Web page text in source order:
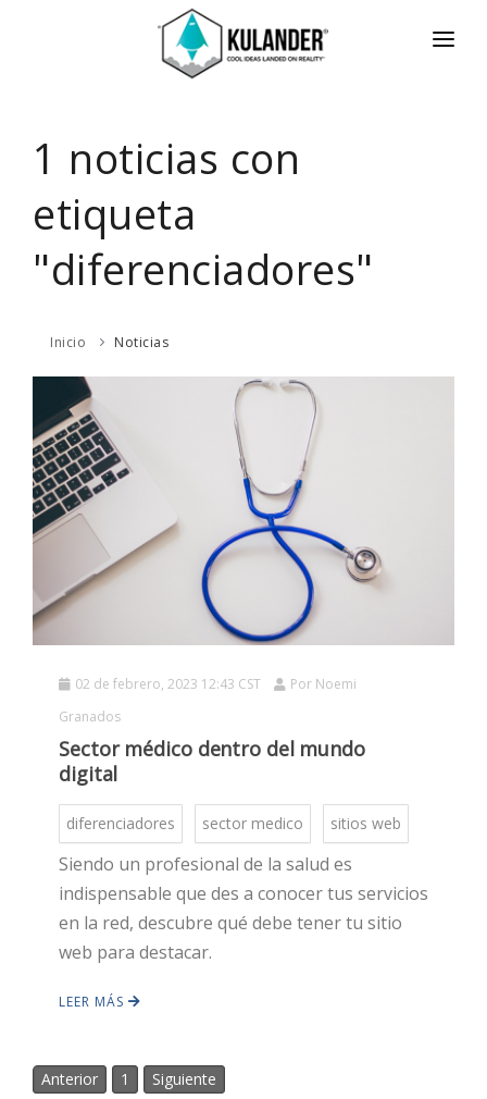
REVIEWS
ACERCA
ENGLISH
1 noticias con
etiqueta
"diferenciadores"
Inicio Noticias
02 de febrero, 2023 12:43 CST Por Noemi
Granados
Sector médico dentro del mundo
digital
diferenciadores sector medico sitios web
Siendo un profesional de la salud es
indispensable que des a conocer tus servicios
en la red, descubre qué debe tener tu sitio
web para destacar.
LEER MÁS
Anterior 1 Siguiente